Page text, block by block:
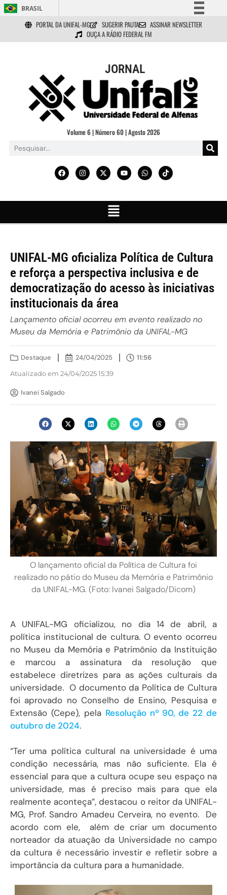
BRASIL
Simplifique!
Comunica BR
Acesso à informação
Legislação
Canais
PORTAL DA UNIFAL-MG SUGERIR PAUTA
ASSINAR NEWSLETTER
OUÇA A RÁDIO FEDERAL FM
JORNAL
Volume 6 | Número 60 | Agosto 2026
UNIFAL-MG oficializa Política de Cultura
e reforça a perspectiva inclusiva e de
democratização do acesso às iniciativas
institucionais da área
Lançamento oficial ocorreu em evento realizado no
Museu da Memória e Patrimônio da UNIFAL-MG
Destaque 24/04/2025 11:56
Atualizado em 24/04/2025 15:39
Ivanei Salgado
O lançamento oficial da Política de Cultura foi
realizado no pátio do Museu da Memória e Patrimônio
da UNIFAL-MG. (Foto: Ivanei Salgado/Dicom)
A UNIFAL-MG oficializou, no dia 14 de abril, a
política institucional de cultura. O evento ocorreu
no Museu da Memória e Patrimônio da Instituição
e marcou a assinatura da resolução que
estabelece diretrizes para as ações culturais da
universidade. O documento da Política de Cultura
foi aprovado no Conselho de Ensino, Pesquisa e
Extensão (Cepe), pela Resolução nº 90, de 22 de
outubro de 2024.
“Ter uma política cultural na universidade é uma
condição necessária, mas não suficiente. Ela é
essencial para que a cultura ocupe seu espaço na
universidade, mas é preciso mais para que ela
realmente aconteça”, destacou o reitor da UNIFAL-
MG, Prof. Sandro Amadeu Cerveira, no evento. De
acordo com ele, além de criar um documento
norteador da atuação da Universidade no campo
da cultura é necessário investir e refletir sobre a
importância da cultura para a humanidade.